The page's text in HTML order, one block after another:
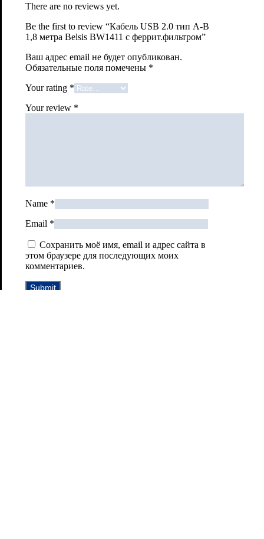
There are no reviews yet.
Be the first to review “Кабель USB 2.0 тип A-B
1,8 метра Belsis BW1411 с феррит.фильтром”
Ваш адрес email не будет опубликован.
Обязательные поля помечены *
Your rating *
Your review *
Name *
Email *
Сохранить моё имя, email и адрес сайта в
этом браузере для последующих моих
комментариев.